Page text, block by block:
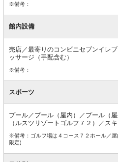
※備考：
館内設備
売店／最寄りのコンビニセブンイレ
ッサージ（手配含む）
※備考：
スポーツ
プール／プール（屋内）／プール（
（ルスツリゾートゴルフ７２）／ス
※備考：ゴルフ場は４コース７２ホール／
限定)